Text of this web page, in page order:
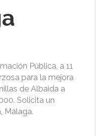
Pública, a 11
para la mejora
de Albaida a
Solicita un
Málaga.